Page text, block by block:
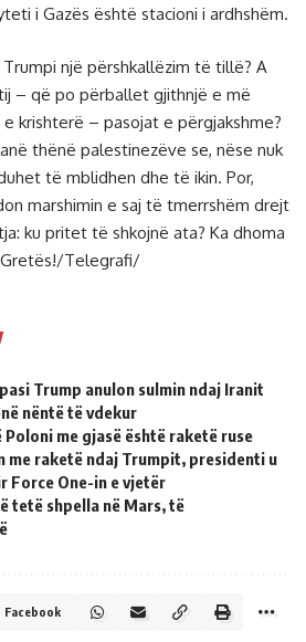
i Gazës është stacioni i ardhshëm.
një përshkallëzim të tillë? A
– që po përballet gjithnjë e më
krishterë – pasojat e përgjakshme?
thënë palestinezëve se, nëse nuk
të mblidhen dhe të ikin. Por,
marshimin e saj të tmerrshëm drejt
ku pritet të shkojnë ata? Ka dhoma
Gretës!/Telegrafi/
Trump anulon sulmin ndaj Iranit
nëntë të vdekur
me gjasë është raketë ruse
me raketë ndaj Trumpit, presidenti u
Force One-in e vjetër
tetë shpella në Mars, të
Facebook